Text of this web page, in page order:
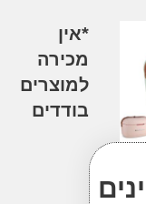
מכירה
למוצרים
בודדים